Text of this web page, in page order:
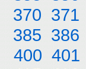
370 371
385 386
400 401